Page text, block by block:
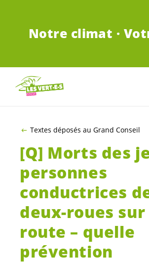
Notre climat ·
Textes déposés au Grand Conseil
[Q] Morts des
personnes
conductrices
deux-roues sur
route – quelle
prévention